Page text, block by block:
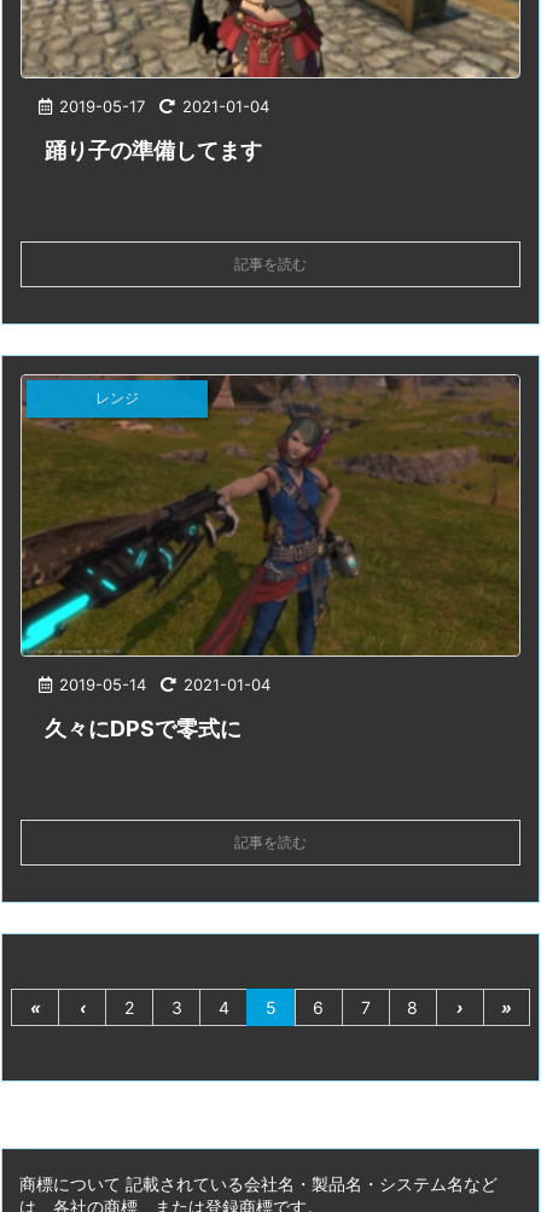
2019-05-17 2021-01-04
踊り子の準備してます
記事を読む
2019-05-14 2021-01-04
レンジ
久々にDPSで零式に
記事を読む
« ‹ 2 3 4 5 6 7 8 › »
商標について 記載されている会社名・製品名・システム名など
は、各社の商標、または登録商標です。